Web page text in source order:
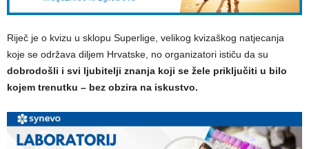
Riječ je o kvizu u sklopu Superlige, velikog kvizaškog natjecanja
koje se održava diljem Hrvatske, no organizatori ističu da su
dobrodošli i svi ljubitelji znanja koji se žele priključiti u bilo
kojem trenutku – bez obzira na iskustvo.